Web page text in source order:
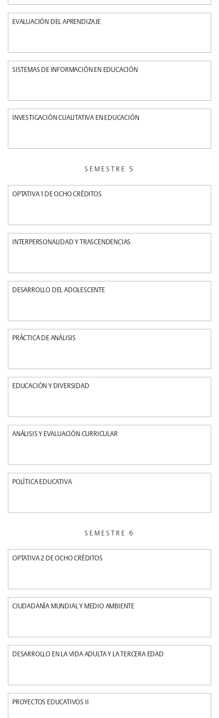
EVALUACIÓN DEL APRENDIZAJE
SISTEMAS DE INFORMACIÓN EN EDUCACIÓN
INVESTIGACIÓN CUALITATIVA EN EDUCACIÓN
SEMESTRE 5
OPTATIVA 1 DE OCHO CRÉDITOS
INTERPERSONALIDAD Y TRASCENDENCIAS
DESARROLLO DEL ADOLESCENTE
PRÁCTICA DE ANÁLISIS
EDUCACIÓN Y DIVERSIDAD
ANÁLISIS Y EVALUACIÓN CURRICULAR
POLÍTICA EDUCATIVA
SEMESTRE 6
OPTATIVA 2 DE OCHO CRÉDITOS
CIUDADANÍA MUNDIAL Y MEDIO AMBIENTE
DESARROLLO EN LA VIDA ADULTA Y LA TERCERA EDAD
PROYECTOS EDUCATIVOS II